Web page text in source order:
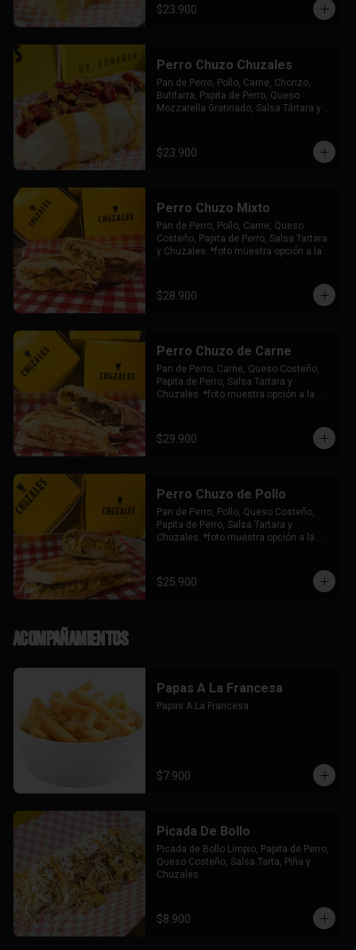
$23.900
Perro Chuzo Chuzales
Pan de Perro, Pollo, Carne, Chorizo,
Butifarra, Papita de Perro, Queso
Mozzarella Gratinado, Salsa Tártara y
$23.900
Perro Chuzo Mixto
Pan de Perro, Pollo, Carne, Queso
Costeño, Papita de Perro, Salsa Tartara
y Chuzales. *foto muestra opción a la
$28.900
Perro Chuzo de Carne
Pan de Perro, Carne, Queso Costeño,
Papita de Perro, Salsa Tartara y
Chuzales. *foto muestra opción a la
$29.900
Perro Chuzo de Pollo
Pan de Perro, Pollo, Queso Costeño,
Papita de Perro, Salsa Tartara y
Chuzales. *foto muestra opción a la
$25.900
Acompañamientos
Papas A La Francesa
Papas A La Francesa
$7.900
Picada De Bollo
Picada de Bollo Limpio, Papita de Perro,
Queso Costeño, Salsa Tarta, Piña y
Chuzales.
$8.900